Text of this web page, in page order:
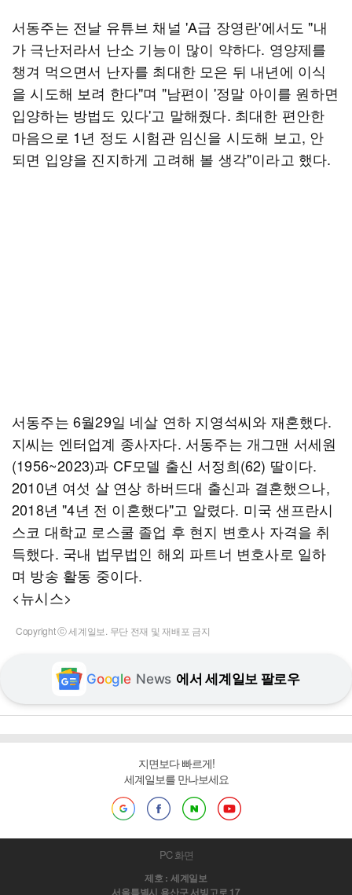
서동주는 전날 유튜브 채널 'A급 장영란'에서도 "내
가 극난저라서 난소 기능이 많이 약하다. 영양제를
챙겨 먹으면서 난자를 최대한 모은 뒤 내년에 이식
을 시도해 보려 한다"며 "남편이 '정말 아이를 원하면
입양하는 방법도 있다'고 말해줬다. 최대한 편안한
마음으로 1년 정도 시험관 임신을 시도해 보고, 안
되면 입양을 진지하게 고려해 볼 생각"이라고 했다.
서동주는 6월29일 네살 연하 지영석씨와 재혼했다.
지씨는 엔터업계 종사자다. 서동주는 개그맨 서세원
(1956~2023)과 CF모델 출신 서정희(62) 딸이다.
2010년 여섯 살 연상 하버드대 출신과 결혼했으나,
2018년 "4년 전 이혼했다"고 알렸다. 미국 샌프란시
스코 대학교 로스쿨 졸업 후 현지 변호사 자격을 취
득했다. 국내 법무법인 해외 파트너 변호사로 일하
며 방송 활동 중이다.
<뉴시스>
Copyright ⓒ 세계일보. 무단 전재 및 재배포 금지
Google News 에서 세계일보 팔로우
지면보다 빠르게!
세계일보를 만나보세요
PC 화면
제호 : 세계일보
서울특별시 용산구 서빙고로 17